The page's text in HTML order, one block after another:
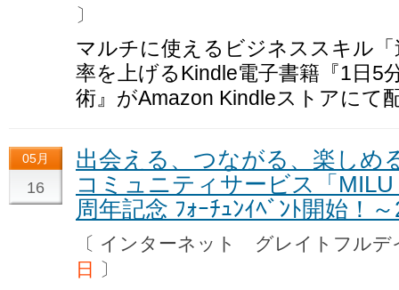
〕
マルチに使えるビジネススキル
率を上げるKindle電子書籍『1日5
術』がAmazon Kindleストアにて
05月
16
出会える、つながる、楽しめ
コミュニティサービス「MILU
周年記念 ﾌｫｰﾁｭﾝｲﾍﾞﾝﾄ開始！
〔 インターネット グレイトフル
日
〕